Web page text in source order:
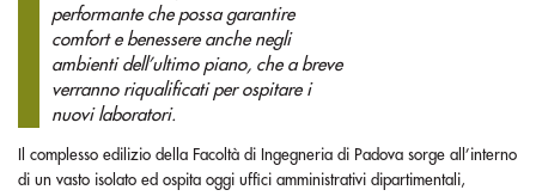
performante che possa garantire
comfort e benessere anche negli
ambienti dell’ultimo piano, che a breve
verranno riqualificati per ospitare i
nuovi laboratori.
Il complesso edilizio della Facoltà di Ingegneria di Padova sorge all’interno
di un vasto isolato ed ospita oggi uffici amministrativi dipartimentali,